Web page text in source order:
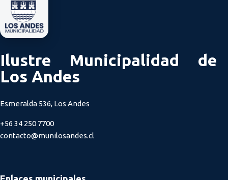
Ilustre Municipalidad de
Los Andes
Esmeralda 536, Los Andes
+56 34 250 7700
contacto@munilosandes.cl